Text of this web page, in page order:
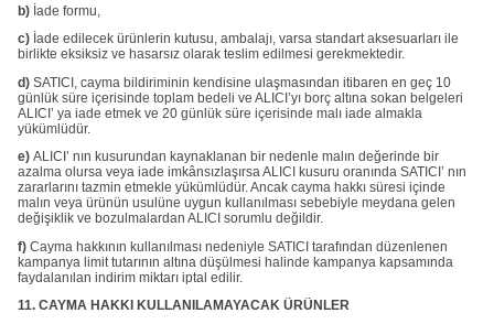
b) İade formu,
c) İade edilecek ürünlerin kutusu, ambalajı, varsa standart aksesuarları ile
birlikte eksiksiz ve hasarsız olarak teslim edilmesi gerekmektedir.
d) SATICI, cayma bildiriminin kendisine ulaşmasından itibaren en geç 10
günlük süre içerisinde toplam bedeli ve ALICI’yı borç altına sokan belgeleri
ALICI’ ya iade etmek ve 20 günlük süre içerisinde malı iade almakla
yükümlüdür.
e) ALICI’ nın kusurundan kaynaklanan bir nedenle malın değerinde bir
azalma olursa veya iade imkânsızlaşırsa ALICI kusuru oranında SATICI’ nın
zararlarını tazmin etmekle yükümlüdür. Ancak cayma hakkı süresi içinde
malın veya ürünün usulüne uygun kullanılması sebebiyle meydana gelen
değişiklik ve bozulmalardan ALICI sorumlu değildir.
f) Cayma hakkının kullanılması nedeniyle SATICI tarafından düzenlenen
kampanya limit tutarının altına düşülmesi halinde kampanya kapsamında
faydalanılan indirim miktarı iptal edilir.
11. CAYMA HAKKI KULLANILAMAYACAK ÜRÜNLER